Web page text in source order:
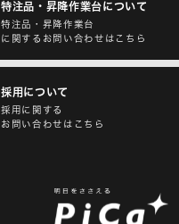
特注品・昇降作業台について
特注品・昇降作業台
に関するお問い合わせはこちら
採用について
採用に関する
お問い合わせはこちら